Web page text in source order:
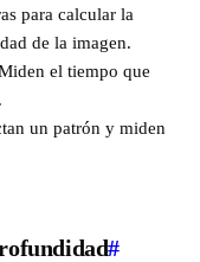
para calcular la
de la imagen.
el tiempo que
un patrón y miden
#